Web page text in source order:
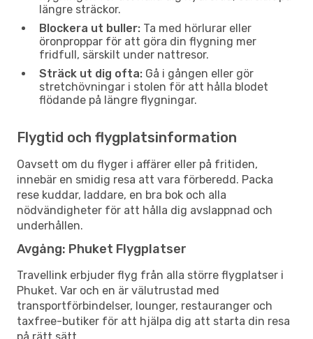
längre sträckor.
Blockera ut buller: Ta med hörlurar eller
öronproppar för att göra din flygning mer
fridfull, särskilt under nattresor.
Sträck ut dig ofta: Gå i gången eller gör
stretchövningar i stolen för att hålla blodet
flödande på längre flygningar.
Flygtid och flygplatsinformation
Oavsett om du flyger i affärer eller på fritiden,
innebär en smidig resa att vara förberedd. Packa
rese kuddar, laddare, en bra bok och alla
nödvändigheter för att hålla dig avslappnad och
underhållen.
Avgång: Phuket Flygplatser
Travellink erbjuder flyg från alla större flygplatser i
Phuket. Var och en är välutrustad med
transportförbindelser, lounger, restauranger och
taxfree-butiker för att hjälpa dig att starta din resa